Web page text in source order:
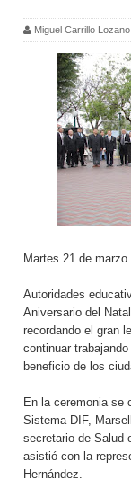
Miguel Carrillo Lozano
Martes 21 de marzo
Autoridades
Aniversario del
recordando el gran
continuar
beneficio de los
En la ceremonia se
Sistema DIF,
secretario de Salud
asistió con la
Hernández.